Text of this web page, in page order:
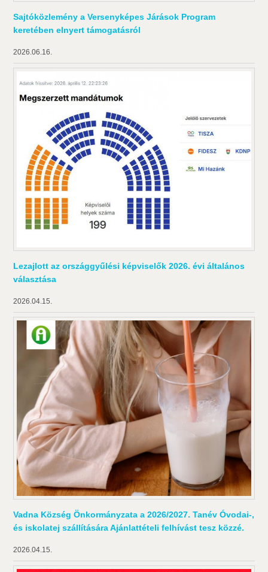
Sajtóközlemény a Versenyképes Járások Program
keretében elnyert támogatásról
2026.06.16.
Lezajlott az országgyűlési képviselők 2026. évi általános
választása
2026.04.15.
Vadna Község Önkormányzata a 2026/2027. Tanév Óvodai-,
és iskolatej szállítására Ajánlattételi felhívást tesz közzé.
2026.04.15.